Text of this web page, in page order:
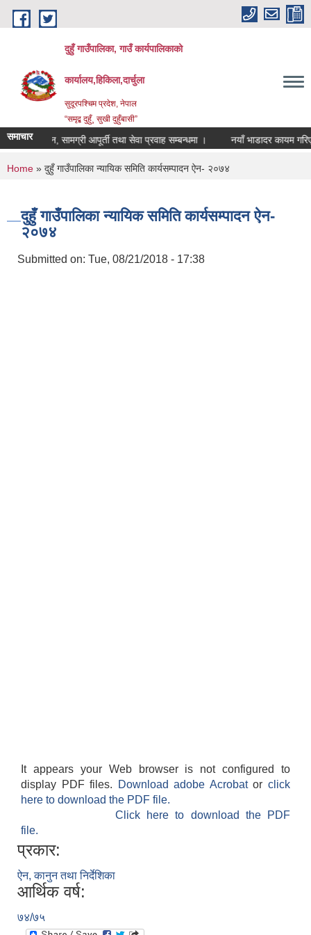
Skip to main content
दुहुँ गाउँपालिका, गाउँ कार्यपालिकाको
कार्यालय,हिकिला,दार्चुला
सुदूरपश्चिम प्रदेश, नेपाल
“समृद्ब दुहुँ¸ सुखी दुहुँबासी”
समाचार
प्रकाशन, सामग्री आपूर्ती तथा सेवा प्रवाह सम्बन्धमा । नयाँ भाडादर कायम गरिएको
You are here
Home » दुहुँ गाउँपालिका न्यायिक समिति कार्यसम्पादन ऐन- २०७४
दुहुँ गाउँपालिका न्यायिक समिति कार्यसम्पादन ऐन-
२०७४
Submitted on: Tue, 08/21/2018 - 17:38
It appears your Web browser is not configured to
display PDF files.
Download adobe Acrobatorclick
here to download the PDF file.
Click here to download the PDF
file.
प्रकार:
ऐन, कानुन तथा निर्देशिका
आर्थिक वर्ष:
७४/७५